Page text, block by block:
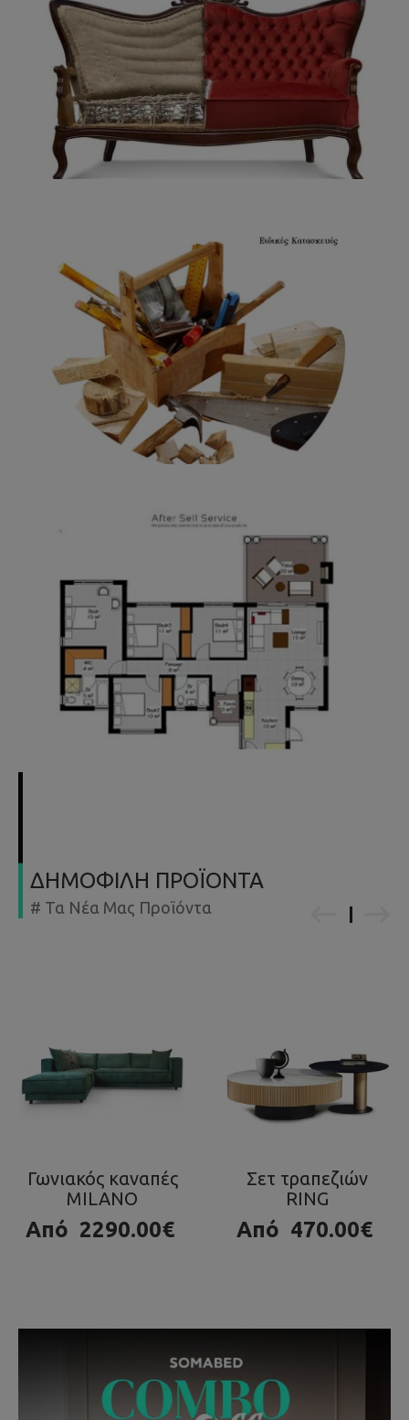
ΔΗΜΟΦΙΛΗ ΠΡΟΪΟΝΤΑ
# Τα Νέα Μας Προϊόντα
Σετ τραπεζιών
RING
Από 470.00€
Τραπεζάκι OLA
980.00€